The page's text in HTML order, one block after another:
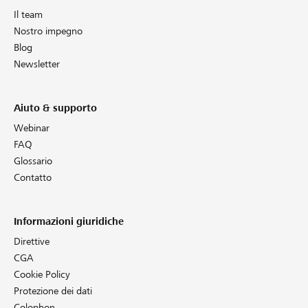
Partner / Banche Raiffeisen
Registrazione
DE FR
Il team
Nostro impegno
Blog
Newsletter
Aiuto & supporto
Webinar
FAQ
Glossario
Contatto
Informazioni giuridiche
Direttive
CGA
Cookie Policy
Protezione dei dati